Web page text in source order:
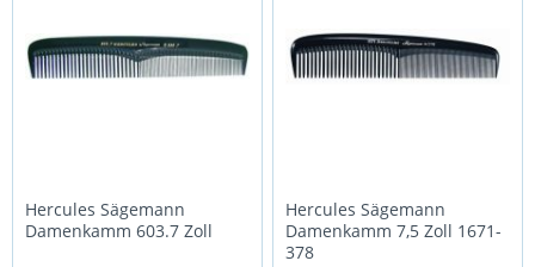
Hercules Sägemann
Damenkamm 603.7 Zoll
Hercules Sägemann
Damenkamm 7,5 Zoll 1671-
378